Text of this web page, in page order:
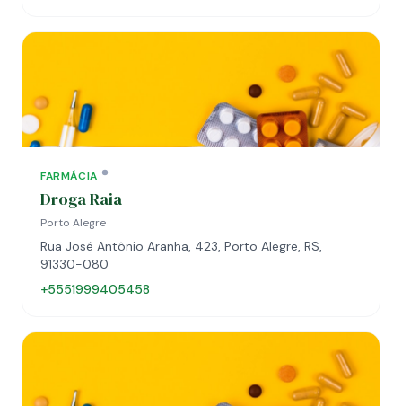
FARMÁCIA
Droga Raia
Porto Alegre
Rua José Antônio Aranha, 423, Porto Alegre, RS,
91330-080
+5551999405458